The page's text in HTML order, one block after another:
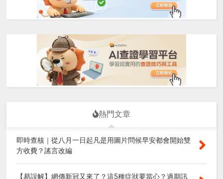
熱門文章
即時查核｜從八月一日起凡是用圖片問候早安都會開始雙
方收費？謠言改編
【易誤解】網傳新冠又來了？這5種症狀要當心？過期訊